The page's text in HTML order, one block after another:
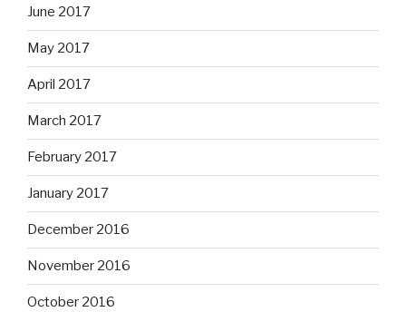
June 2017
May 2017
April 2017
March 2017
February 2017
January 2017
December 2016
November 2016
October 2016